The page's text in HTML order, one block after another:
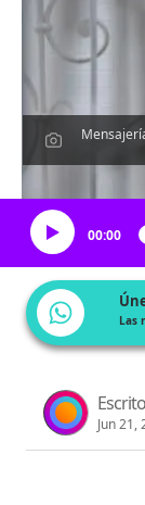
00:00
Las
Jun 21,